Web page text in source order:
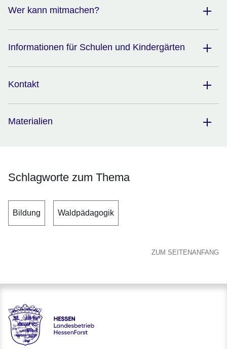
Wer kann mitmachen?
Informationen für Schulen und Kindergärten
Kontakt
Materialien
Schlagworte zum Thema
Bildung Waldpädagogik
ZUM SEITENANFANG
Hessen - Landesbetrieb HessenForst